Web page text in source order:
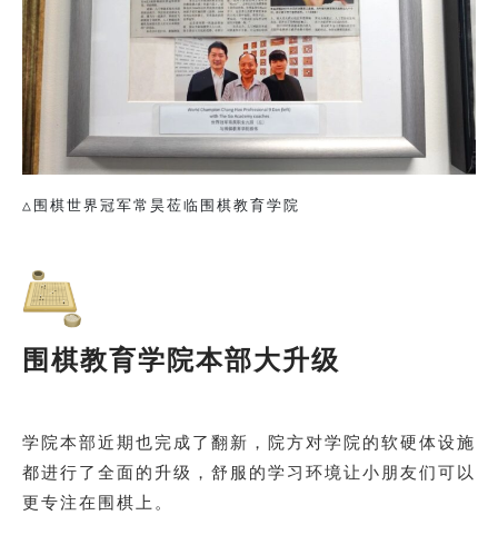
△围棋世界冠军常昊莅临围棋教育学院
围棋教育学院本部大升级
学院本部近期也完成了翻新，院方对学院的软硬体设施
都进行了全面的升级，舒服的学习环境让小朋友们可以
更专注在围棋上。